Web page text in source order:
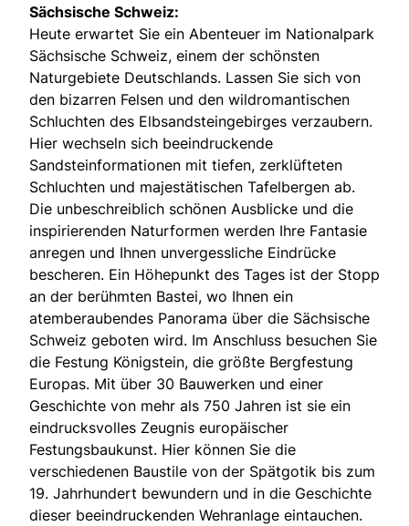
Sächsische Schweiz:
Heute erwartet Sie ein Abenteuer im Nationalpark
Sächsische Schweiz, einem der schönsten
Naturgebiete Deutschlands. Lassen Sie sich von
den bizarren Felsen und den wildromantischen
Schluchten des Elbsandsteingebirges verzaubern.
Hier wechseln sich beeindruckende
Sandsteinformationen mit tiefen, zerklüfteten
Schluchten und majestätischen Tafelbergen ab.
Die unbeschreiblich schönen Ausblicke und die
inspirierenden Naturformen werden Ihre Fantasie
anregen und Ihnen unvergessliche Eindrücke
bescheren. Ein Höhepunkt des Tages ist der Stopp
an der berühmten Bastei, wo Ihnen ein
atemberaubendes Panorama über die Sächsische
Schweiz geboten wird. Im Anschluss besuchen Sie
die Festung Königstein, die größte Bergfestung
Europas. Mit über 30 Bauwerken und einer
Geschichte von mehr als 750 Jahren ist sie ein
eindrucksvolles Zeugnis europäischer
Festungsbaukunst. Hier können Sie die
verschiedenen Baustile von der Spätgotik bis zum
19. Jahrhundert bewundern und in die Geschichte
dieser beeindruckenden Wehranlage eintauchen.